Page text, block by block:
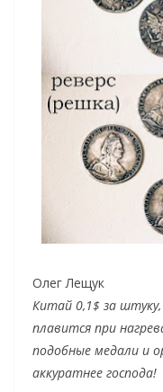
Олег Лещук
Китай 0,1$ за штуку,
плавится при
подобные медали и
аккуратнее господа!